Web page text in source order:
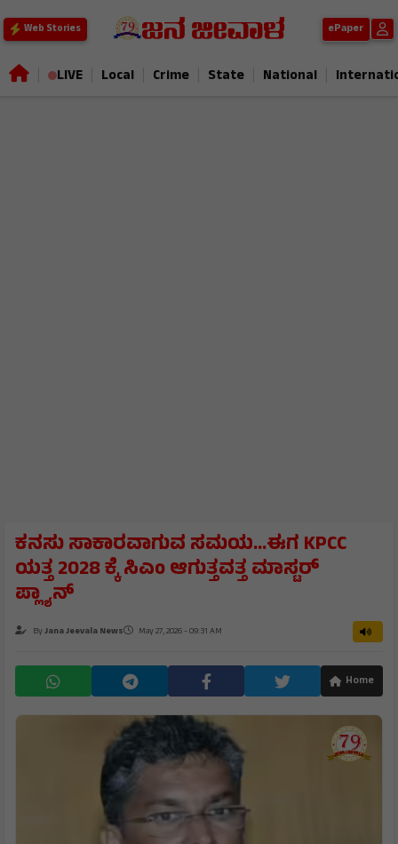
Web Stories ePaper
LIVE Local Crime State National
ಕನಸು ಸಾಕಾರವಾಗುವ ಸಮಯ...ಈಗ KPCC
ಯತ್ತ 2028 ಕ್ಕೆ ಸಿಎಂ ಆಗುತ್ತವತ್ತ ಮಾಸ್ಟರ್
ಪ್ಲ್ಯಾನ್
ByJana Jeevala News May 27, 2026 - 09:31 AM
Home